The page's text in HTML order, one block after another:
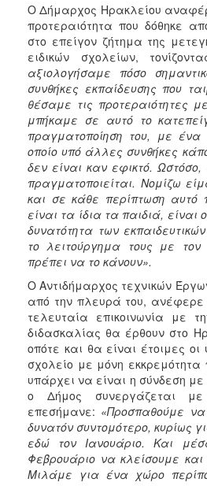
Ο Δήμαρχος Ηρακλείου
προτεραιότητα που δόθηκε
στο επείγον ζήτημα της
ειδικών σχολείων,
αξιολογήσαμε πόσο
συνθήκες εκπαίδευσης που
θέσαμε τις προτεραιότητες
μπήκαμε σε αυτό το
πραγματοποίηση του, με
οποίο υπό άλλες συνθήκες
δεν είναι καν εφικτό.
πραγματοποιείται. Νομίζω
και σε κάθε περίπτωση αυτό
είναι τα ίδια τα παιδιά, είναι
δυνατότητα των
το λειτούργημα τους με
πρέπει να το κάνουν».
Ο Αντιδήμαρχος τεχνικών
από την πλευρά του,
τελευταία επικοινωνία με
διδασκαλίας θα έρθουν στο
οπότε και θα είναι έτοιμες
σχολείο με μόνη
υπάρχει να είναι η σύνδεση
ο Δήμος συνεργάζεται
επεσήμανε: «Προσπαθούμε
δυνατόν συντομότερο, κυρίως
εδώ τον Ιανουάριο. Και
Φεβρουάριο να κλείσουμε και
Μιλάμε για ένα χώρο